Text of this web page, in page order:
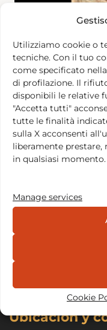
Utilizziamo cookie o
tecniche. Con il tuo
come specificato
di profilazione. Il
disponibili le relative
"Accetta tutti"
tutte le finalità
sulla X acconsenti
liberamente prestare,
in qualsiasi momento.
Manage services
Cookie
Gli
3 de julio
Creamos la
activamente el
valores que han
Teatret…Leer todo
Ubicación y